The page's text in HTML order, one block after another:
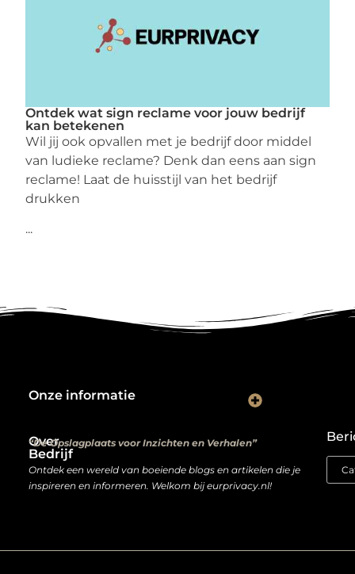
Ontdek wat sign reclame voor jouw bedrijf
kan betekenen
Wil jij ook opvallen met je bedrijf door middel
van ludieke reclame? Denk dan eens aan sign
reclame! Laat de huisstijl van het bedrijf
drukken
...
Over
Bedrijf
“De Opslagplaats voor Inzichten en Verhalen”
Ontdek een wereld van boeiende blogs en artikelen die je
inspireren en informeren. Welkom bij eurprivacy.nl!
Onze informatie